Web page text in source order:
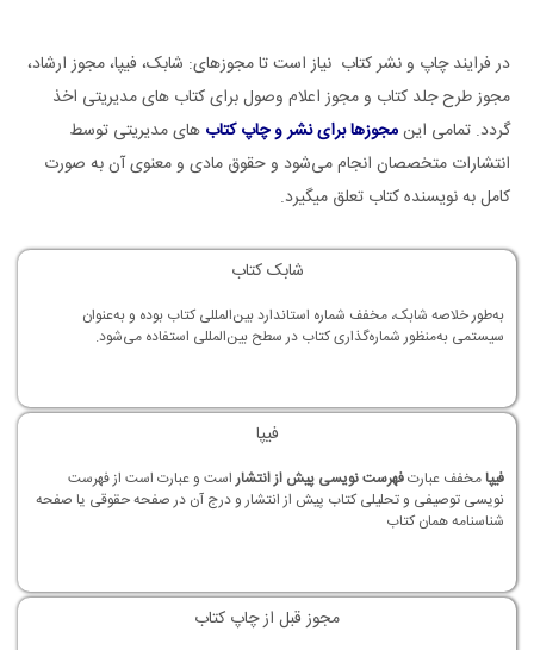
در فرایند چاپ و نشر کتاب نیاز است تا مجوزهای: شابک، فیپا، مجوز ارشاد،
مجوز طرح جلد کتاب و مجوز اعلام وصول برای کتاب های مدیریتی اخذ
گردد. تمامی اینمجوزها برای نشر و چاپ کتاب های مدیریتی توسط
انتشارات متخصصان انجام می‌شود و حقوق مادی و معنوی آن به صورت
کامل به نویسنده کتاب تعلق میگیرد.
شابک کتاب
به‌طور خلاصه شابک، مخفف شماره استاندارد بین‌المللی کتاب بوده و به‌عنوان
سیستمی به‌منظور شماره‌گذاری کتاب‌ در سطح بین‌المللی استفاده می‌شود.
فیپا
فیپامخفف عبارتفهرست نویسی پیش از انتشاراست و عبارت است از فهرست
نویسی توصیفی و تحلیلی کتاب پیش از انتشار و درج آن در صفحه حقوقی یا صفحه
شناسنامه همان کتاب
مجوز قبل از چاپ کتاب